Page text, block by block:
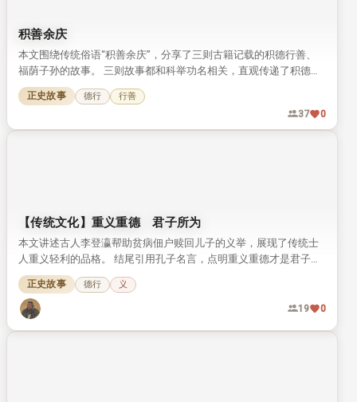
积善余庆
本文围绕传统俗语“积善余庆”，分享了三则古籍记载的积德行善、
福荫子孙的故事。 三则故事都和科举功名相关，直观传递了积德传
家的传统文化理念。
正史故事 德行 行善
37 0
【传统文化】重义重德 君子所为
本文讲述古人李登瀛帮助贫病佃户赎回儿子的义举，展现了传统士
人重义轻利的品格。 结尾引用孔子名言，点明重义重德才是君子所
为的核心观点。
正史故事 德行 义
19 0